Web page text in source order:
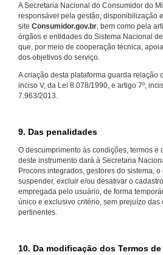
A Secretaria Nacional do Consumidor do
responsável pela gestão, disponibilização
site Consumidor.gov.br, bem como pela
órgãos e entidades do Sistema Nacional
que, por meio de cooperação técnica,
dos objetivos do serviço.
A criação desta plataforma guarda relação
inciso V, da Lei 8.078/1990, e artigo 7º,
7.963/2013.
9. Das penalidades
O descumprimento às condições, termos e
deste instrumento dará à Secretaria
Procons integrados, gestores do sistema,
suspender, excluir e/ou desativar o
empregada pelo usuário, de forma
único e exclusivo critério, sem prejuízo das
pertinentes.
10. Da modificação dos Termos de